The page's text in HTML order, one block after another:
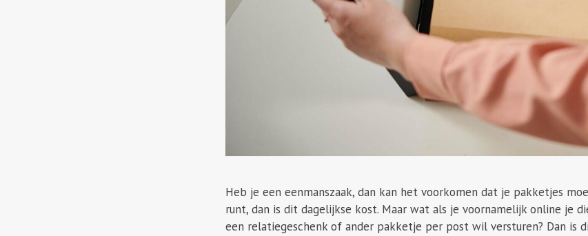
Heb je een eenmanszaak, dan kan het voorkomen dat je pakketjes
runt, dan is dit dagelijkse kost. Maar wat als je voornamelijk online je
een relatiegeschenk of ander pakketje per post wil versturen? Dan is